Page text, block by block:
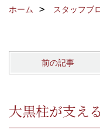
ホーム スタッフブ
前の記事
大黒柱が支え